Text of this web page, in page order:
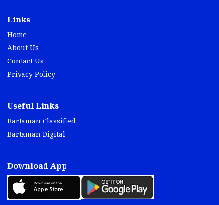
Links
Home
About Us
Contact Us
Privacy Policy
Useful Links
Bartaman Classified
Bartaman Digital
Download App